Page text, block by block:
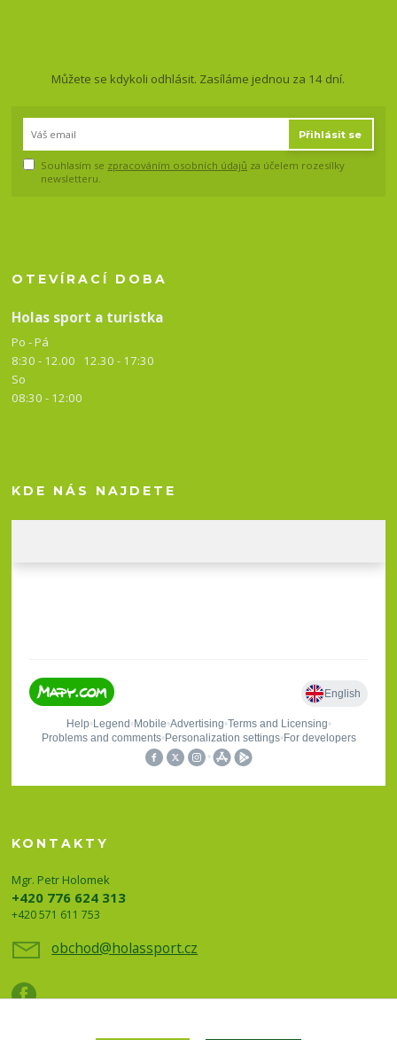
Můžete se kdykoli odhlásit. Zasíláme jednou za 14 dní.
Přihlásit se
Souhlasím se zpracováním osobních údajů za účelem rozesílky
newsletteru.
OTEVÍRACÍ DOBA
Holas sport a turistka
Po - Pá
8:30 - 12.00 12.30 - 17:30
So
08:30 - 12:00
KDE NÁS NAJDETE
KONTAKTY
Mgr. Petr Holomek
+420 776 624 313
+420 571 611 753
obchod@holassport.cz